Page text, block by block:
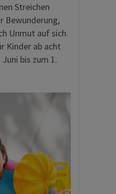
Streichen
Bewunderung,
Unmut auf sich.
Kinder ab acht
bis zum 1.